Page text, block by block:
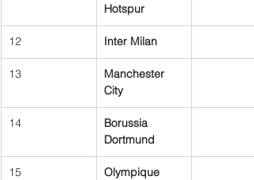
Hotspur
12 Inter Milan
13
Manchester
City
14
Borussia
Dortmund
15
Olympique